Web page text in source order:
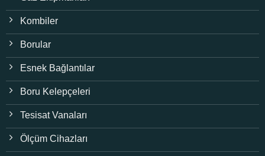
Kombiler
Borular
Esnek Bağlantılar
Boru Kelepçeleri
Tesisat Vanaları
Ölçüm Cihazları